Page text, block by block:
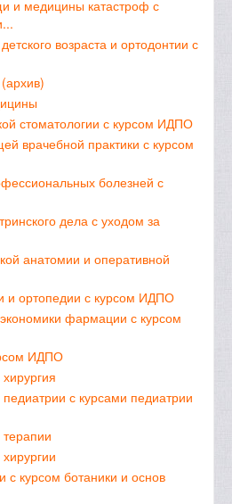
и медицины катастроф с
возраста и ортодонтии с
стоматологии с курсом ИДПО
врачебной практики с курсом
болезней с
дела с уходом за
анатомии и оперативной
и ортопедии с курсом ИДПО
фармации с курсом
ИДПО
педиатрии с курсами педиатрии
терапии
с курсом ботаники и основ